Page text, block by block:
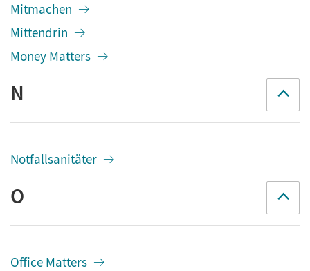
Mitmachen
Mittendrin
Money Matters
N
Notfallsanitäter
O
Office Matters